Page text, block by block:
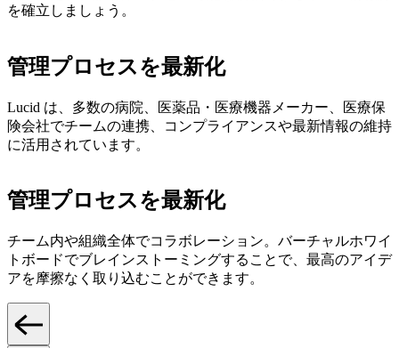
を確立しましょう。
管理プロセスを最新化
Lucid は、多数の病院、医薬品・医療機器メーカー、医療保
険会社でチームの連携、コンプライアンスや最新情報の維持
に活用されています。
管理プロセスを最新化
チーム内や組織全体でコラボレーション。バーチャルホワイ
トボードでブレインストーミングすることで、最高のアイデ
アを摩擦なく取り込むことができます。